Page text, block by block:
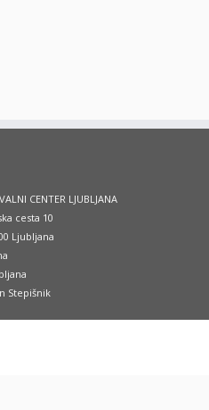
CENTER LJUBLJANA
cesta 10
Ljubljana
Stepišnik